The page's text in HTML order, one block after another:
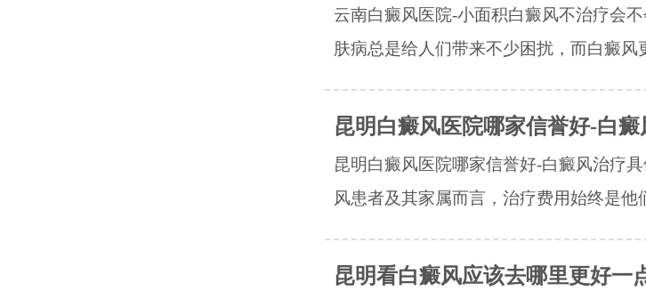
云南白癜风医院-小面积白癜风不治疗会
肤病总是给人们带来不少困扰，而白癜风
昆明白癜风医院哪家信誉好-白
昆明白癜风医院哪家信誉好-白癜风治疗
风患者及其家属而言，治疗费用始终是他
昆明看白癜风应该去哪里更好一